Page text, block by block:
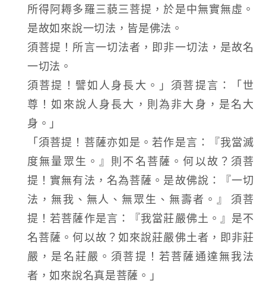
所得阿耨多羅三藐三菩提，於是中無實無虛。
是故如來說一切法，皆是佛法。
須菩提！所言一切法者，即非一切法，是故名
一切法。
須菩提！譬如人身長大。」須菩提言：「世
尊！如來說人身長大，則為非大身，是名大
身。」
「須菩提！菩薩亦如是。若作是言：『我當滅
度無量眾生。』則不名菩薩。何以故？須菩
提！實無有法，名為菩薩。是故佛說：『一切
法，無我、無人、無眾生、無壽者。』 須菩
提！若菩薩作是言：『我當莊嚴佛土。』是不
名菩薩。何以故？如來說莊嚴佛土者，即非莊
嚴，是名莊嚴。須菩提！若菩薩通達無我法
者，如來說名真是菩薩。」